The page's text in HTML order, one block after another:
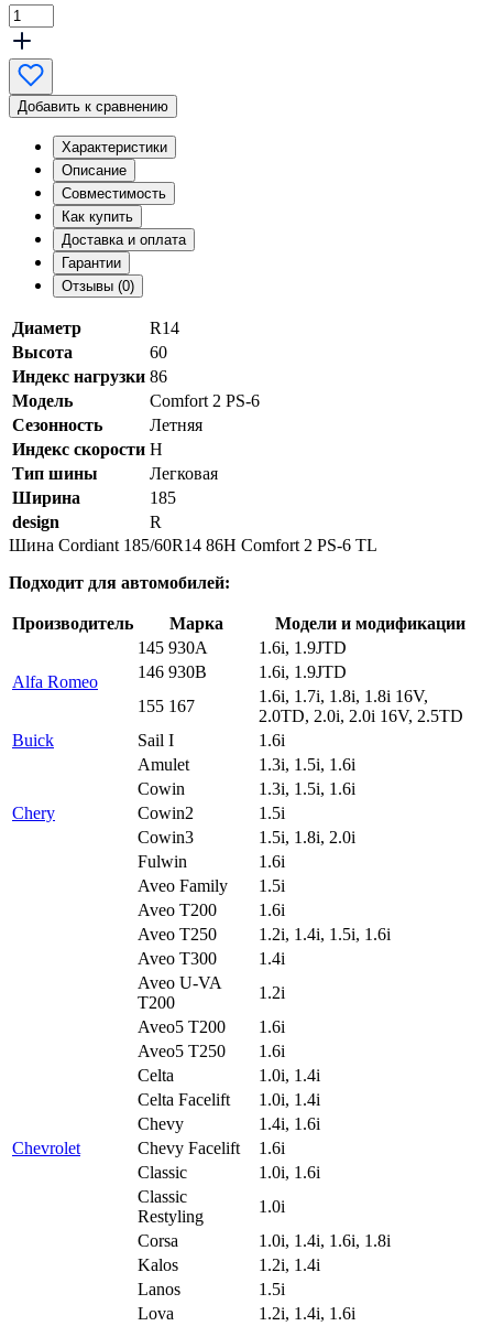
Добавить к сравнению
Характеристики
Описание
Совместимость
Как купить
Доставка и оплата
Гарантии
Отзывы (0)
Диаметр
R14
Высота
60
Индекс нагрузки 86
Модель
Comfort 2 PS-6
Сезонность
Летняя
Индекс скорости H
Тип шины
Легковая
Ширина
185
design
R
Шина Cordiant 185/60R14 86H Comfort 2 PS-6 TL
Подходит для автомобилей:
Производитель Марка Модели и модификации
Alfa Romeo
145 930A
1.6i, 1.9JTD
146 930B
1.6i, 1.9JTD
155 167
1.6i, 1.7i, 1.8i, 1.8i 16V,
2.0TD, 2.0i, 2.0i 16V, 2.5TD
Buick
Sail I 1.6i
Chery
Amulet
1.3i, 1.5i, 1.6i
Cowin
1.3i, 1.5i, 1.6i
Cowin2
1.5i
Cowin3
1.5i, 1.8i, 2.0i
Fulwin
1.6i
Chevrolet
Aveo Family
1.5i
Aveo T200
1.6i
Aveo T250
1.2i, 1.4i, 1.5i, 1.6i
Aveo T300
1.4i
Aveo U-VA
T200
1.2i
Aveo5 T200
1.6i
Aveo5 T250
1.6i
Celta
1.0i, 1.4i
Celta Facelift
1.0i, 1.4i
Chevy
1.4i, 1.6i
Chevy Facelift
1.6i
Classic
1.0i, 1.6i
Classic
Restyling
1.0i
Corsa
1.0i, 1.4i, 1.6i, 1.8i
Kalos
1.2i, 1.4i
Lanos
1.5i
Lova
1.2i, 1.4i, 1.6i